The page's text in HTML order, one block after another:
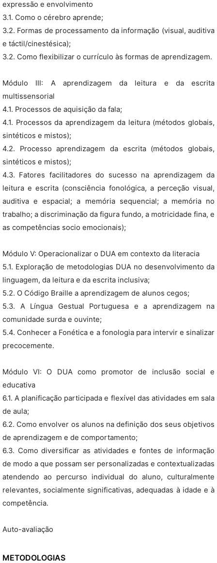
expressão e envolvimento
3.1. Como o cérebro aprende;
3.2. Formas de processamento da informação (visual, auditiva
e táctil/cinestésica);
3.2. Como flexibilizar o currículo às formas de aprendizagem.
Módulo III: A aprendizagem da leitura e da escrita
multissensorial
4.1. Processos de aquisição da fala;
4.1. Processos da aprendizagem da leitura (métodos globais,
sintéticos e mistos);
4.2. Processo aprendizagem da escrita (métodos globais,
sintéticos e mistos);
4.3. Fatores facilitadores do sucesso na aprendizagem da
leitura e escrita (consciência fonológica, a perceção visual,
auditiva e espacial; a memória sequencial; a memória no
trabalho; a discriminação da figura fundo, a motricidade fina, e
as competências socio emocionais);
Módulo V: Operacionalizar o DUA em contexto da literacia
5.1. Exploração de metodologias DUA no desenvolvimento da
linguagem, da leitura e da escrita inclusiva;
5.2. O Código Braille a aprendizagem de alunos cegos;
5.3. A Língua Gestual Portuguesa e a aprendizagem na
comunidade surda e ouvinte;
5.4. Conhecer a Fonética e a fonologia para intervir e sinalizar
precocemente.
Módulo VI: O DUA como promotor de inclusão social e
educativa
6.1. A planificação participada e flexível das atividades em sala
de aula;
6.2. Como envolver os alunos na definição dos seus objetivos
de aprendizagem e de comportamento;
6.3. Como diversificar as atividades e fontes de informação
de modo a que possam ser personalizadas e contextualizadas
atendendo ao percurso individual do aluno, culturalmente
relevantes, socialmente significativas, adequadas à idade e à
competência.
Auto-avaliação
METODOLOGIAS